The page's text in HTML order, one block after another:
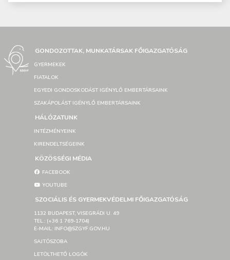
GONDOZOTTAK, MUNKATÁRSAK FŐIGAZGATÓSÁG
GYERMEKEK
FIATALOK
EGYEDI GONDOSKODÁST IGÉNYLŐ EMBERTÁRSAINK
SZAKÁPOLÁST IGÉNYLŐ EMBERTÁRSAINK
HÁLÓZATUNK
INTÉZMÉNYEINK
KIRENDELTSÉGEINK
KÖZÖSSÉGI MÉDIA
FACEBOOK
YOUTUBE
SZOCIÁLIS ÉS GYERMEKVÉDELMI FŐIGAZGATÓSÁG
1132 BUDAPEST, VISEGRÁDI U. 49
TEL.: (+36 1 769-1704)
E-MAIL: INFO@SZGYF.GOV.HU
SAJTÓSZOBA
LETÖLTHETŐ LOGÓK